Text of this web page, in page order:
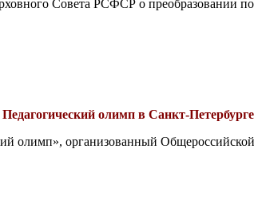
Совета РСФСР о преобразовании
Педагогический олимп в Санкт-Петербурге
олимп», организованный